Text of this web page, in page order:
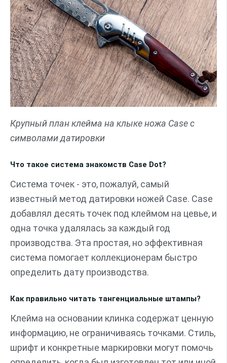
Крупный план клейма на клыке ножа Case с
символами датировки
Что такое система знакомств Case Dot?
Система точек - это, пожалуй, самый
известный метод датировки ножей Case. Case
добавлял десять точек под клеймом на цевье, и
одна точка удалялась за каждый год
производства. Эта простая, но эффективная
система помогает коллекционерам быстро
определить дату производства.
Как правильно читать тангенциальные штампы?
Клейма на основании клинка содержат ценную
информацию, не ограничиваясь точками. Стиль,
шрифт и конкретные маркировки могут помочь